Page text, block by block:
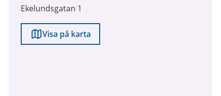
Ekelundsgatan 1
Visa på karta